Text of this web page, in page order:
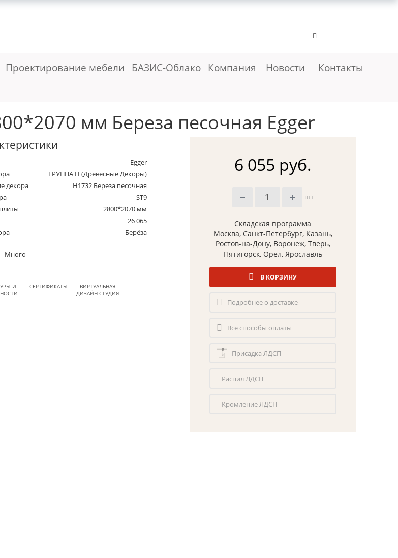
Проектирование мебели БАЗИС-Облако Компания Новости Контакты
мм Береза песочная Egger
Egger
ГРУППА Н (Древесные Декоры)
декора
H1732 Береза песочная
ST9
2800*2070 мм
26 065
Берёза
Много
И
СЕРТИФИКАТЫ
ВИРТУАЛЬНАЯ
ДИЗАЙН СТУДИЯ
6 055 руб.
шт
Складская программа
Москва, Санкт-Петербург, Казань,
Ростов-на-Дону, Воронеж, Тверь,
Пятигорск, Орел, Ярославль
В КОРЗИНУ
Подробнее о доставке
Все способы оплаты
Присадка ЛДСП
Распил ЛДСП
Кромление ЛДСП